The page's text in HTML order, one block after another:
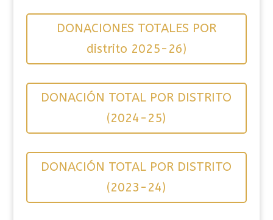
DONACIONES TOTALES POR
distrito 2025-26)
DONACIÓN TOTAL POR DISTRITO
(2024-25)
DONACIÓN TOTAL POR DISTRITO
(2023-24)